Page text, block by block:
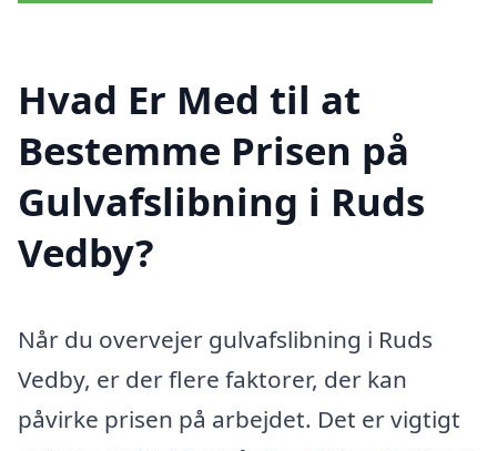
Hvad Er Med til at
Bestemme Prisen på
Gulvafslibning i Ruds
Vedby?
Når du overvejer gulvafslibning i Ruds
Vedby, er der flere faktorer, der kan
påvirke prisen på arbejdet. Det er vigtigt